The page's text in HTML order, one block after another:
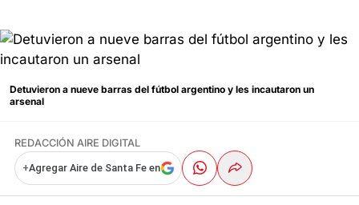
Detuvieron a nueve barras del fútbol argentino y les incautaron un
arsenal
REDACCIÓN AIRE DIGITAL
+Agregar Aire de Santa Fe en